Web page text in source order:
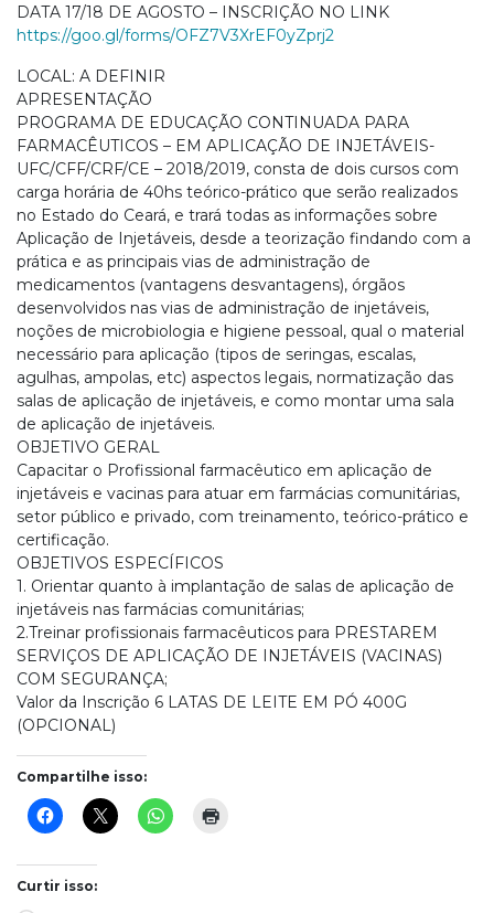
DATA 17/18 DE AGOSTO – INSCRIÇÃO NO LINK
https://goo.gl/forms/OFZ7V3XrEF0yZprj2
LOCAL: A DEFINIR
APRESENTAÇÃO
PROGRAMA DE EDUCAÇÃO CONTINUADA PARA
FARMACÊUTICOS – EM APLICAÇÃO DE INJETÁVEIS-
UFC/CFF/CRF/CE – 2018/2019, consta de dois cursos com
carga horária de 40hs teórico-prático que serão realizados
no Estado do Ceará, e trará todas as informações sobre
Aplicação de Injetáveis, desde a teorização findando com a
prática e as principais vias de administração de
medicamentos (vantagens desvantagens), órgãos
desenvolvidos nas vias de administração de injetáveis,
noções de microbiologia e higiene pessoal, qual o material
necessário para aplicação (tipos de seringas, escalas,
agulhas, ampolas, etc) aspectos legais, normatização das
salas de aplicação de injetáveis, e como montar uma sala
de aplicação de injetáveis.
OBJETIVO GERAL
Capacitar o Profissional farmacêutico em aplicação de
injetáveis e vacinas para atuar em farmácias comunitárias,
setor público e privado, com treinamento, teórico-prático e
certificação.
OBJETIVOS ESPECÍFICOS
1. Orientar quanto à implantação de salas de aplicação de
injetáveis nas farmácias comunitárias;
2.Treinar profissionais farmacêuticos para PRESTAREM
SERVIÇOS DE APLICAÇÃO DE INJETÁVEIS (VACINAS)
COM SEGURANÇA;
Valor da Inscrição 6 LATAS DE LEITE EM PÓ 400G
(OPCIONAL)
Compartilhe isso:
Curtir isso: